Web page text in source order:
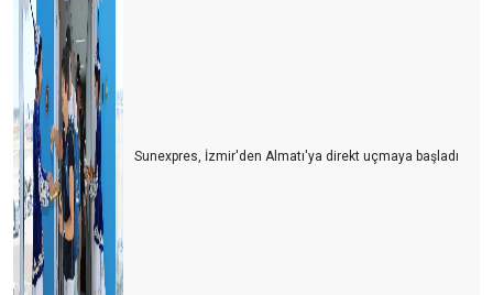
Sunexpres, İzmir'den Almatı'ya direkt uçmaya başladı